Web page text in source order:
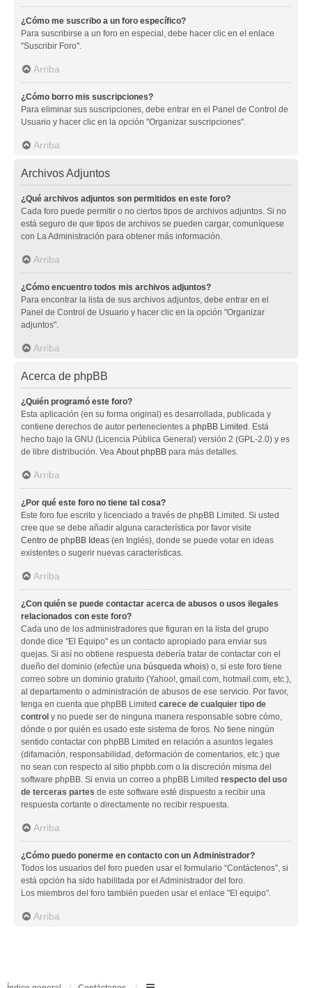
¿Cómo me suscribo a un foro específico?
Para suscribirse a un foro en especial, debe hacer clic en el enlace
"Suscribir Foro".
Arriba
¿Cómo borro mis suscripciones?
Para eliminar sus suscripciones, debe entrar en el Panel de Control de
Usuario y hacer clic en la opción "Organizar suscripciones".
Arriba
Archivos Adjuntos
¿Qué archivos adjuntos son permitidos en este foro?
Cada foro puede permitir o no ciertos tipos de archivos adjuntos. Si no
está seguro de que tipos de archivos se pueden cargar, comuníquese
con La Administración para obtener más información.
Arriba
¿Cómo encuentro todos mis archivos adjuntos?
Para encontrar la lista de sus archivos adjuntos, debe entrar en el
Panel de Control de Usuario y hacer clic en la opción "Organizar
adjuntos".
Arriba
Acerca de phpBB
¿Quién programó este foro?
Esta aplicación (en su forma original) es desarrollada, publicada y
contiene derechos de autor pertenecientes a phpBB Limited . Está
hecho bajo la GNU (Licencia Pública General) versión 2 (GPL-2.0) y es
de libre distribución. Vea About phpBB para más detalles.
Arriba
¿Por qué este foro no tiene tal cosa?
Este foro fue escrito y licenciado a través de phpBB Limited. Si usted
cree que se debe añadir alguna característica por favor visite
Centro de phpBB Ideas (en Inglés), donde se puede votar en ideas
existentes o sugerir nuevas características.
Arriba
¿Con quién se puede contactar acerca de abusos o usos ilegales
relacionados con este foro?
Cada uno de los administradores que figuran en la lista del grupo
donde dice "El Equipo" es un contacto apropiado para enviar sus
quejas. Si así no obtiene respuesta debería tratar de contactar con el
dueño del dominio (efectúe una búsqueda whois) o, si este foro tiene
correo sobre un dominio gratuito (Yahoo!, gmail.com, hotmail.com, etc.),
al departamento o administración de abusos de ese servicio. Por favor,
tenga en cuenta que phpBB Limited carece de cualquier tipo de
control y no puede ser de ninguna manera responsable sobre cómo,
dónde o por quién es usado este sistema de foros. No tiene ningún
sentido contactar con phpBB Limited en relación a asuntos legales
(difamación, responsabilidad, deformación de comentarios, etc.) que
no sean con respecto al sitio phpbb.com o la discreción misma del
software phpBB. Si envia un correo a phpBB Limited respecto del uso
de terceras partes de este software esté dispuesto a recibir una
respuesta cortante o directamente no recibir respuesta.
Arriba
¿Cómo puedo ponerme en contacto con un Administrador?
Todos los usuarios del foro pueden usar el formulario “Contáctenos”, si
está opción ha sido habilitada por el Administrador del foro.
Los miembros del foro también pueden usar el enlace "El equipo".
Arriba